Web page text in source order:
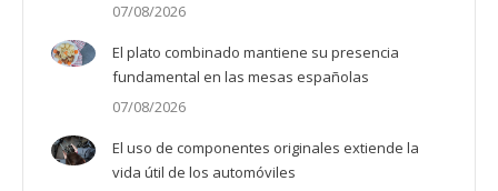
07/08/2026
El plato combinado mantiene su presencia
fundamental en las mesas españolas
07/08/2026
El uso de componentes originales extiende la
vida útil de los automóviles